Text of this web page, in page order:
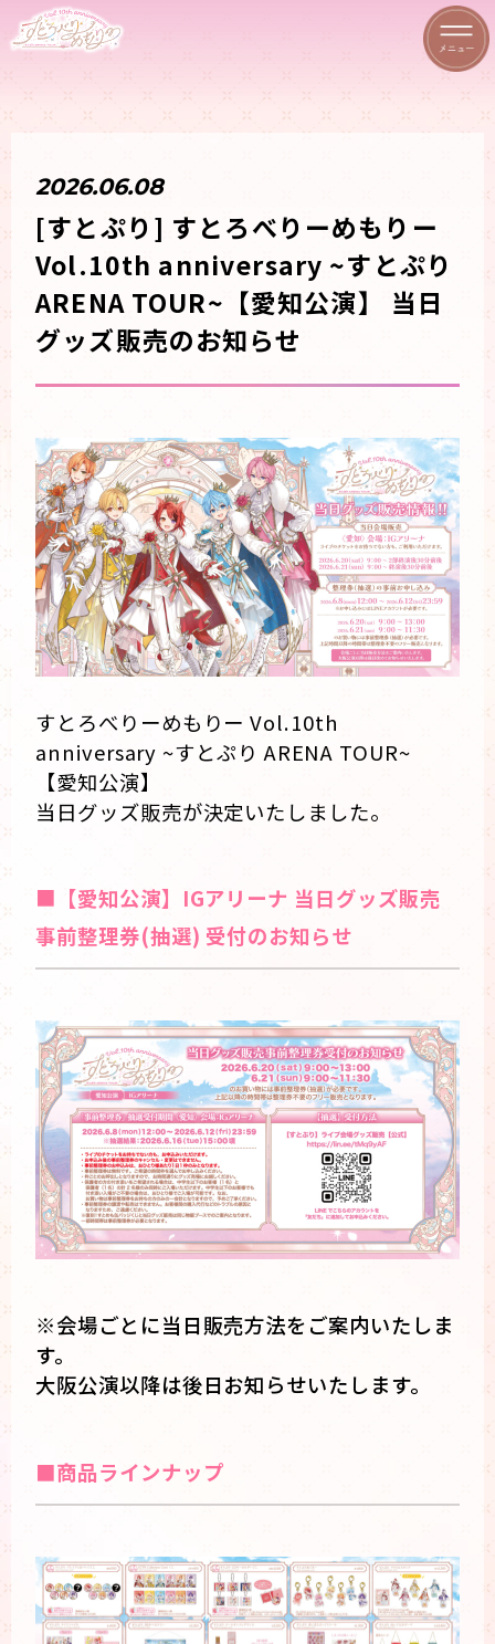
2026.06.08
[すとぷり] すとろべりーめもりー
Vol.10th anniversary ~すとぷり
ARENA TOUR~【愛知公演】 当日
グッズ販売のお知らせ
すとろべりーめもりー Vol.10th
anniversary ~すとぷり ARENA TOUR~
【愛知公演】
当日グッズ販売が決定いたしました。
■ 【愛知公演】IGアリーナ 当日グッズ販売
事前整理券(抽選) 受付のお知らせ
※会場ごとに当日販売方法をご案内いたしま
す。
大阪公演以降は後日お知らせいたします。
■商品ラインナップ